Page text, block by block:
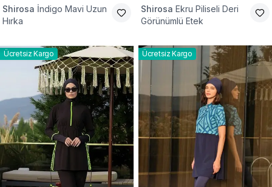
Shirosa İndigo Mavi Uzun
Hırka
Shirosa Ekru Piliseli Deri
Görünümlü Etek
Ücretsiz Kargo Ücretsiz Kargo